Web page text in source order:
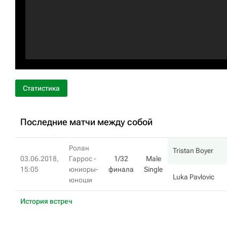
Статистика
Последние матчи между собой
03.06.2018,
15:05
Ролан
Гаррос -
юниоры-
юноши
1/32
финала
Male
Single
Tristan Boyer
Luka Pavlovic
История встреч